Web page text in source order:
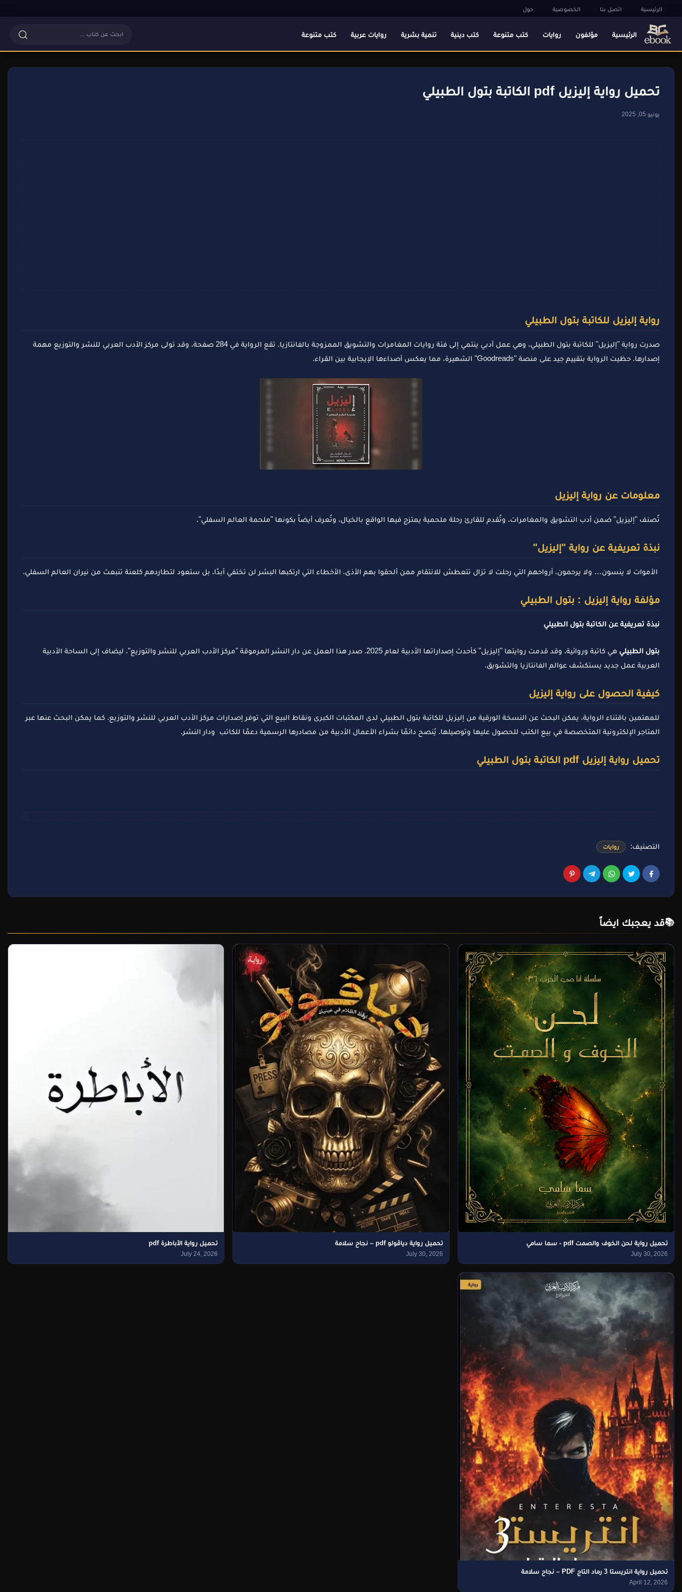
الرئيسية اتصل بنا الخصوصية حول
الرئيسية مؤلفون روايات كتب متنوعة كتب دينية تنمية بشرية روايات عربية كتب متنوعة
تحميل رواية إليزيل pdf الكاتبة بتول الطبيلي
يونيو 05, 2025
رواية إليزيل للكاتبة بتول الطبيلي
صدرت رواية "إليزيل" للكاتبة بتول الطبيلي، وهي عمل أدبي ينتمي إلى فئة روايات المغامرات والتشويق الممزوجة بالفانتازيا. تقع الرواية في 284 صفحة، وقد تولى مركز الأدب العربي للنشر والتوزيع مهمة
إصدارها. حظيت الرواية بتقييم جيد على منصة "Goodreads" الشهيرة، مما يعكس أصداءها الإيجابية بين القراء.
معلومات عن رواية إليزيل
تُصنف "إليزيل" ضمن أدب التشويق والمغامرات، وتُقدم للقارئ رحلة ملحمية يمتزج فيها الواقع بالخيال، وتُعرف أيضاً بكونها "ملحمة العالم السفلي".
نبذة تعريفية عن رواية "إليزيل"
الأموات لا ينسون… ولا يرحمون، أرواحهم التي رحلت لا تزال تتعطش للانتقام ممن ألحقوا بهم الأذى، الأخطاء التي ارتكبها البشر لن تختفي أبدًا، بل ستعود لتطاردهم كلعنة تنبعث من نيران العالم السفلي.
مؤلفة رواية إليزيل : بتول الطبيلي
نبذة تعريفية عن الكاتبة بتول الطبيلي
بتول الطبيلي
هي كاتبة وروائية، وقد قدمت روايتها "إليزيل" كأحدث إصداراتها الأدبية لعام 2025. صدر هذا العمل عن دار النشر المرموقة "مركز الأدب العربي للنشر والتوزيع"، ليضاف إلى الساحة الأدبية
العربية عمل جديد يستكشف عوالم الفانتازيا والتشويق.
كيفية الحصول على رواية إليزيل
للمهتمين باقتناء الرواية، يمكن البحث عن النسخة الورقية من إليزيل للكاتبة بتول الطبيلي لدى المكتبات الكبرى ونقاط البيع التي توفر إصدارات مركز الأدب العربي للنشر والتوزيع. كما يمكن البحث عنها عبر
المتاجر الإلكترونية المتخصصة في بيع الكتب للحصول عليها وتوصيلها. يُنصح دائمًا بشراء الأعمال الأدبية من مصادرها الرسمية دعمًا للكاتب ودار النشر.
تحميل رواية إليزيل pdf الكاتبة بتول الطبيلي
التصنيف: روايات
قد يعجبك ايضاً
تحميل رواية لحن الخوف والصمت pdf - سما سامي
July 30, 2026
تحميل رواية دياڤولو pdf – نجاح سلامة
July 30, 2026
تحميل رواية الأباطرة pdf
July 24, 2026
تحميل رواية انتريستا 3 رماد التاج PDF – نجاح سلامة
April 12, 2026